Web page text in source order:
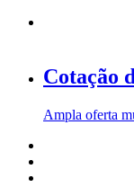
Cotação
Ampla oferta